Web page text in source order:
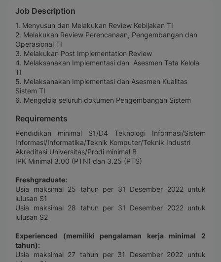
Job Description
1. Menyusun dan Melakukan Review Kebijakan TI
2. Melakukan Review Perencanaan, Pengembangan dan
Operasional TI
3. Melakukan Post Implementation Review
4. Melaksanakan Implementasi dan Asesmen Tata Kelola
TI
5. Melaksanakan Implementasi dan Asesmen Kualitas
Sistem TI
6. Mengelola seluruh dokumen Pengembangan Sistem
Requirements
Pendidikan minimal S1/D4 Teknologi Informasi/Sistem
Informasi/Informatika/Teknik Komputer/Teknik Industri
Akreditasi Universitas/Prodi minimal B
IPK Minimal 3.00 (PTN) dan 3.25 (PTS)
Freshgraduate:
Usia maksimal 25 tahun per 31 Desember 2022 untuk
lulusan S1
Usia maksimal 28 tahun per 31 Desember 2022 untuk
lulusan S2
Experienced (memiliki pengalaman kerja minimal 2
tahun):
Usia maksimal 27 tahun per 31 Desember 2022 untuk